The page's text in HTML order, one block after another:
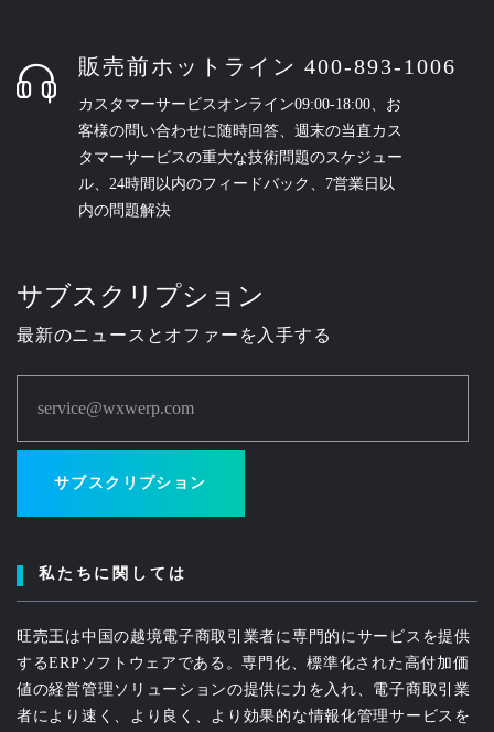
販売前ホットライン 400-893-1006
カスタマーサービスオンライン09:00-18:00、お
客様の問い合わせに随時回答、週末の当直カス
タマーサービスの重大な技術問題のスケジュー
ル、24時間以内のフィードバック、7営業日以
内の問題解決
サブスクリプション
最新のニュースとオファーを入手する
service@wxwerp.com
サブスクリプション
私たちに関しては
旺売王は中国の越境電子商取引業者に専門的にサービスを提供
するERPソフトウェアである。専門化、標準化された高付加価
値の経営管理ソリューションの提供に力を入れ、電子商取引業
者により速く、より良く、より効果的な情報化管理サービスを